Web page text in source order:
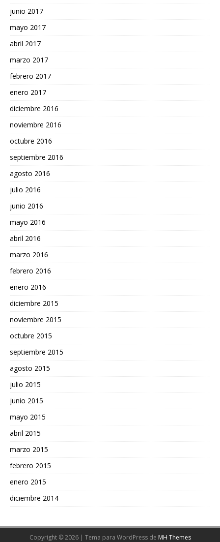
junio 2017
mayo 2017
abril 2017
marzo 2017
febrero 2017
enero 2017
diciembre 2016
noviembre 2016
octubre 2016
septiembre 2016
agosto 2016
julio 2016
junio 2016
mayo 2016
abril 2016
marzo 2016
febrero 2016
enero 2016
diciembre 2015
noviembre 2015
octubre 2015
septiembre 2015
agosto 2015
julio 2015
junio 2015
mayo 2015
abril 2015
marzo 2015
febrero 2015
enero 2015
diciembre 2014
Copyright © 2026 | Tema para WordPress de MH Themes